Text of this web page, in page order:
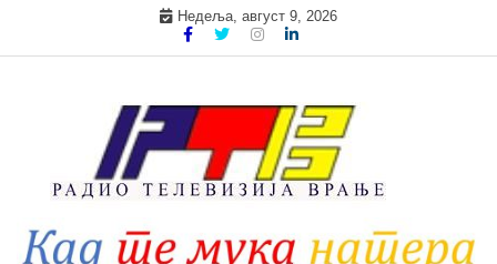
Недеља, август 9, 2026